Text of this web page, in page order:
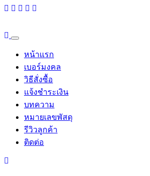
หน้าแรก
เบอร์มงคล
วิธีสั่งซื้อ
แจ้งชำระเงิน
บทความ
หมายเลขพัสดุ
รีวิวลูกค้า
ติดต่อ